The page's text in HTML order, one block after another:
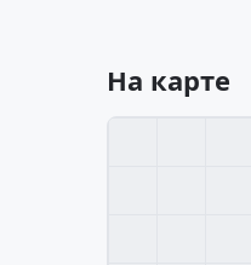
На карте